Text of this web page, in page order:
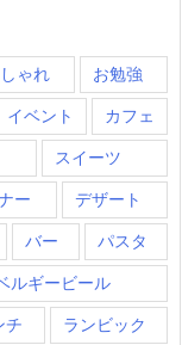
ゃれ お勉強
イベント カフェ
スイーツ
ー デザート
バー パスタ
ルギービール
チ ランビック